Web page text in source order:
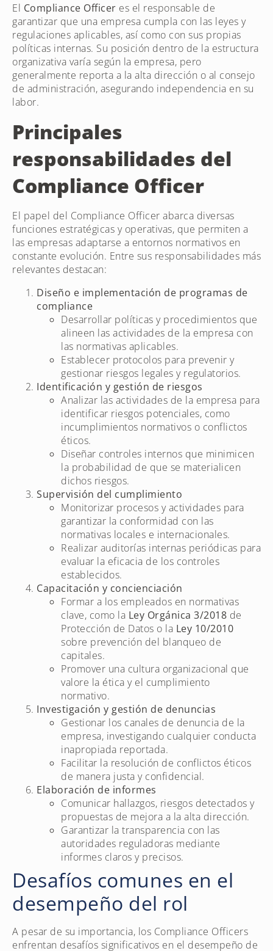
El Compliance Officer es el responsable de
garantizar que una empresa cumpla con las leyes y
regulaciones aplicables, así como con sus propias
políticas internas. Su posición dentro de la estructura
organizativa varía según la empresa, pero
generalmente reporta a la alta dirección o al consejo
de administración, asegurando independencia en su
labor.
Principales
responsabilidades del
Compliance Officer
El papel del Compliance Officer abarca diversas
funciones estratégicas y operativas, que permiten a
las empresas adaptarse a entornos normativos en
constante evolución. Entre sus responsabilidades más
relevantes destacan:
Diseño e implementación de programas de
compliance
Desarrollar políticas y procedimientos que
alineen las actividades de la empresa con
las normativas aplicables.
Establecer protocolos para prevenir y
gestionar riesgos legales y regulatorios.
Identificación y gestión de riesgos
Analizar las actividades de la empresa para
identificar riesgos potenciales, como
incumplimientos normativos o conflictos
éticos.
Diseñar controles internos que minimicen
la probabilidad de que se materialicen
dichos riesgos.
Supervisión del cumplimiento
Monitorizar procesos y actividades para
garantizar la conformidad con las
normativas locales e internacionales.
Realizar auditorías internas periódicas para
evaluar la eficacia de los controles
establecidos.
Capacitación y concienciación
Formar a los empleados en normativas
clave, como la Ley Orgánica 3/2018 de
Protección de Datos o la Ley 10/2010
sobre prevención del blanqueo de
capitales.
Promover una cultura organizacional que
valore la ética y el cumplimiento
normativo.
Investigación y gestión de denuncias
Gestionar los canales de denuncia de la
empresa, investigando cualquier conducta
inapropiada reportada.
Facilitar la resolución de conflictos éticos
de manera justa y confidencial.
Elaboración de informes
Comunicar hallazgos, riesgos detectados y
propuestas de mejora a la alta dirección.
Garantizar la transparencia con las
autoridades reguladoras mediante
informes claros y precisos.
Desafíos comunes en el
desempeño del rol
A pesar de su importancia, los Compliance Officers
enfrentan desafíos significativos en el desempeño de